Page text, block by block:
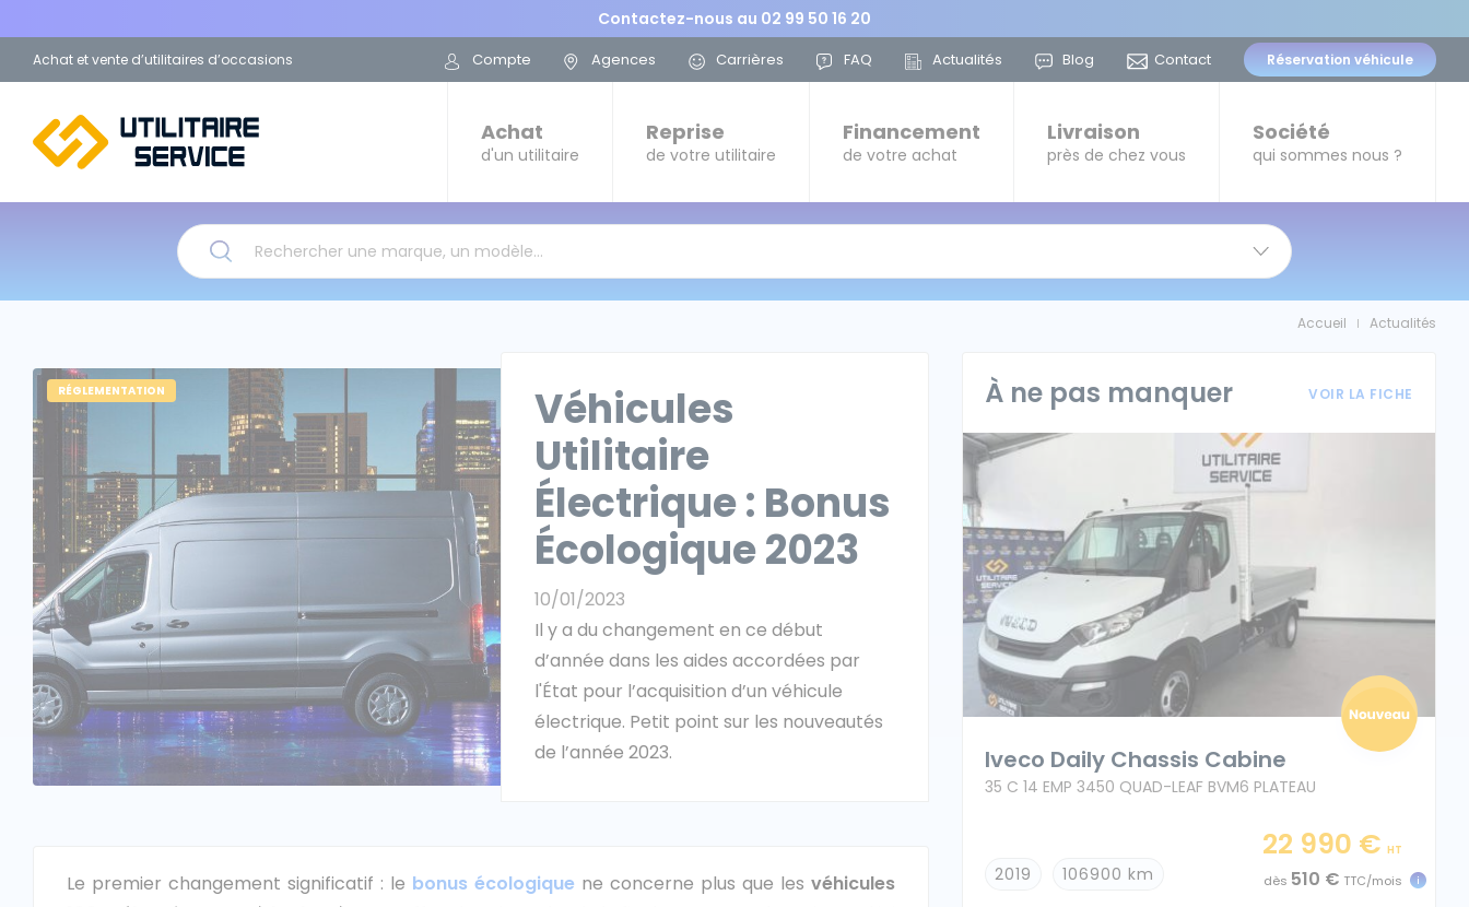
Contactez-nous au 02 99 50 16 20
Achat et vente d’utilitaires d’occasions Compte Agences Carrières FAQ Actualités Blog Contact Réservation véhicule
Achat
d'un utilitaire
Reprise
de votre utilitaire
Financement
de votre achat
Livraison
près de chez vous
Société
qui sommes nous ?
Rechercher une marque, un modèle…
Accueil Actualités
Véhicules
Utilitaire
Électrique : Bonus
Écologique 2023
10/01/2023
Il y a du changement en ce début
d’année dans les aides accordées par
l'État pour l’acquisition d’un véhicule
électrique. Petit point sur les nouveautés
de l’année 2023.
RÉGLEMENTATION
Le premier changement significatif : le bonus écologique ne concerne plus que les véhicules
À ne pas manquer VOIR LA FICHE
Iveco Daily Chassis Cabine
35 C 14 EMP 3450 QUAD-LEAF BVM6 PLATEAU
2019 106900 km
22 990 € HT
dès 510 € TTC/mois